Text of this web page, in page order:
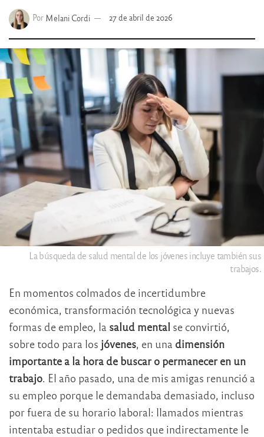
Por Melani Cordi 27 de abril de 2026
La búsqueda de salud mental de los jóvenes incluye también sus
trabajos.
En momentos colmados de incertidumbre
económica, transformación tecnológica y nuevas
formas de empleo, la salud mental se convirtió,
sobre todo para los jóvenes, en una dimensión
importante a la hora de buscar o permanecer en un
trabajo. El año pasado, una de mis amigas renunció a
su empleo porque le demandaba demasiado, incluso
por fuera de su horario laboral: llamados mientras
intentaba estudiar o pedidos que indirectamente le